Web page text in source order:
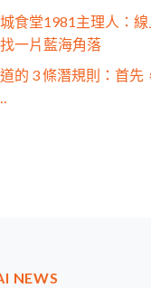
食堂1981主理人：
一片藍海角落
的 3 條潛規則：首先
NEWS